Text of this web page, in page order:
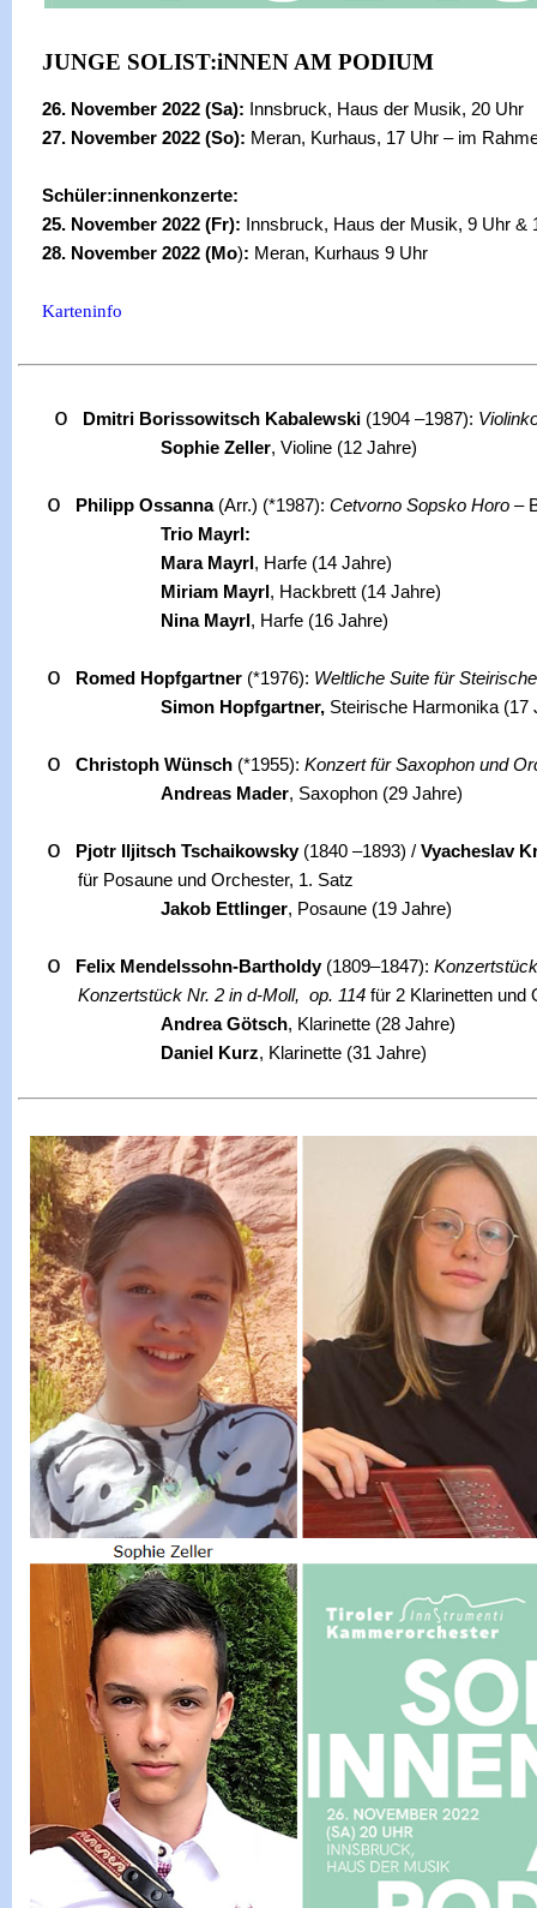
JUNGE SOLIST:iNNEN AM PODIUM
26. November 2022 (Sa):
Innsbruck, Haus der Musik, 20 Uhr
27. November 2022 (So): Meran, Kurhaus, 17 Uhr – im
Schüler:innenkonzerte:
25. November 2022 (Fr): Innsbruck, Haus der Musik, 9 Uhr &
28. November 2022 (Mo): Meran, Kurhaus 9 Uhr
Karteninfo
o Dmitri Borissowitsch Kabalewski (1904 –1987):
Sophie Zeller, Violine (12 Jahre)
o Philipp Ossanna(Arr.) (*1987): Cetvorno Sopsko Horo –
Trio Mayrl:
Mara Mayrl , Harfe (14 Jahre)
Miriam Mayrl , Hackbrett (14 Jahre)
Nina Mayrl , Harfe (16 Jahre)
o Romed Hopfgartner (*1976): Weltliche Suite für
Simon Hopfgartner, Steirische Harmonika (17
o Christoph Wünsch (*1955): Konzert für Saxophon und
Andreas Mader, Saxophon (29 Jahre)
o Pjotr Iljitsch Tschaikowsky(1840 –1893) / Vyacheslav
für Posaune und Orchester, 1. Satz
Jakob Ettlinger, Posaune (19 Jahre)
o Felix Mendelssohn-Bartholdy(1809–1847):
Konzertstück Nr. 2 in d-Moll, op. 114 für 2 Klarinetten und
Andrea Götsch, Klarinette (28 Jahre)
Daniel Kurz, Klarinette (31 Jahre)